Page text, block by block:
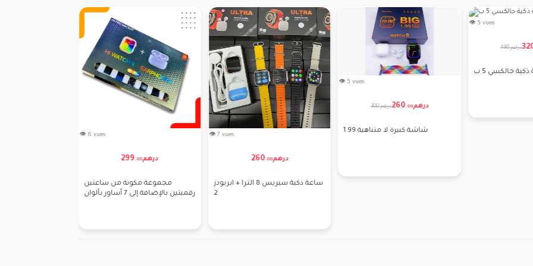
👁 6 vues
299.00درهم
مجموعة مكونة من ساعتين
رقميتين بالإضافة إلى 7 أساور بألوان
👁 7 vues
260.00درهم
ساعة ذكية سيريس 8 الترا + ايربودز
2
👁 5 vues
300 درهم260.00درهم
شاشة كبيرة لا متناهية 1.99
👁 5 vues
490 درهم
جالكسي 5 ب